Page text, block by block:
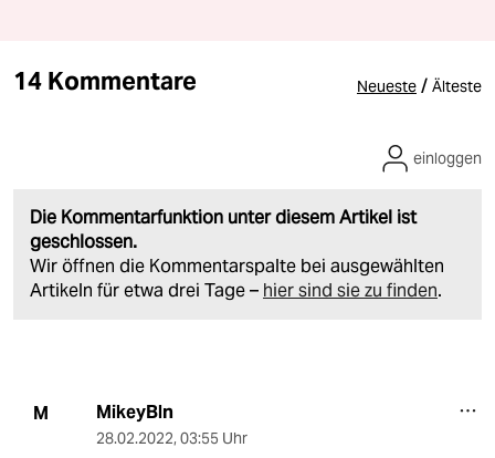
14 Kommentare Neueste / Älteste
Die Kommentarfunktion unter diesem Artikel ist
geschlossen.
Wir öffnen die Kommentarspalte bei ausgewählten
Artikeln für etwa drei Tage – hier sind sie zu finden.
einloggen
M MikeyBln
28.02.2022, 03:55 Uhr